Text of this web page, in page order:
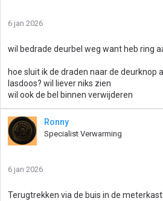
6 jan 2026
wil bedrade deurbel weg want heb ring
hoe sluit ik de draden naar de deurknop
lasdoos? wil liever niks zien
wil ook de bel binnen verwijderen
Ronny
Specialist Verwarming
6 jan 2026
Terugtrekken via de buis in de